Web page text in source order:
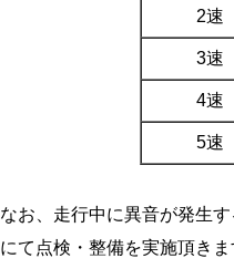
2速
3速
4速
5速
なお、走行中に異音が発生
にて点検・整備を実施頂き